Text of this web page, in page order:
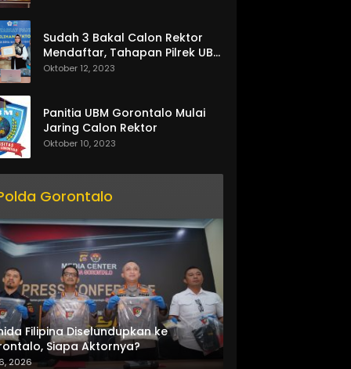
Sudah 3 Bakal Calon Rektor
Mendaftar, Tahapan Pilrek UBM
Gorontalo Makin Seru
Oktober 12, 2023
Panitia UBM Gorontalo Mulai
Jaring Calon Rektor
Oktober 10, 2023
Gorontalo
Filipina Diselundupkan ke
Siapa Aktornya?
2026